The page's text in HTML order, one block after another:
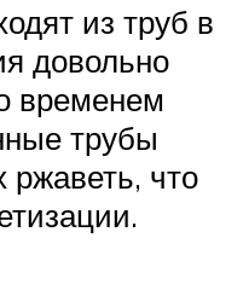
из труб в
довольно
временем
трубы
ржаветь, что